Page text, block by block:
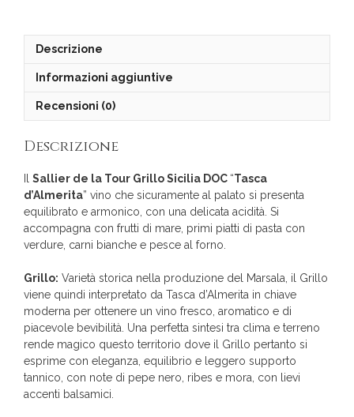
Descrizione
Informazioni aggiuntive
Recensioni (0)
Descrizione
Il Sallier de la Tour Grillo Sicilia DOC “Tasca
d’Almerita” vino che sicuramente al palato si presenta
equilibrato e armonico, con una delicata acidità. Si
accompagna con frutti di mare, primi piatti di pasta con
verdure, carni bianche e pesce al forno.
Grillo: Varietà storica nella produzione del Marsala, il Grillo
viene quindi interpretato da Tasca d’Almerita in chiave
moderna per ottenere un vino fresco, aromatico e di
piacevole bevibilità. Una perfetta sintesi tra clima e terreno
rende magico questo territorio dove il Grillo pertanto si
esprime con eleganza, equilibrio e leggero supporto
tannico, con note di pepe nero, ribes e mora, con lievi
accenti balsamici.